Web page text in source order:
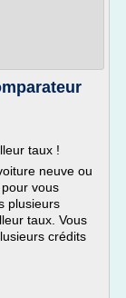
taux !
neuve ou
vous
plusieurs
taux. Vous
crédits